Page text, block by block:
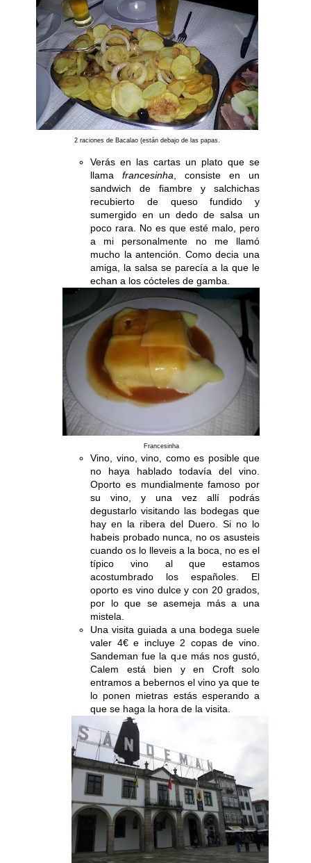
2 raciones de Bacalao (están debajo de las papas.
Verás en las cartas un plato que se
llama francesinha , consiste en un
sandwich de fiambre y salchichas
recubierto de queso fundido y
sumergido en un dedo de salsa un
poco rara. No es que esté malo, pero
a mi personalmente no me llamó
mucho la antención. Como decia una
amiga, la salsa se parecía a la que le
echan a los cócteles de gamba.
Francesinha
Vino, vino, vino, como es posible que
no haya hablado todavía del vino.
Oporto es mundialmente famoso por
su vino, y una vez allí podrás
degustarlo visitando las bodegas que
hay en la ribera del Duero. Si no lo
habeis probado nunca, no os asusteis
cuando os lo lleveis a la boca, no es el
típico vino al que estamos
acostumbrado los españoles. El
oporto es vino dulce y con 20 grados,
por lo que se asemeja más a una
mistela.
Una visita guiada a una bodega suele
valer 4€ e incluye 2 copas de vino.
Sandeman fue la que más nos gustó,
Calem está bien y en Croft solo
entramos a bebernos el vino ya que te
lo ponen mietras estás esperando a
que se haga la hora de la visita.